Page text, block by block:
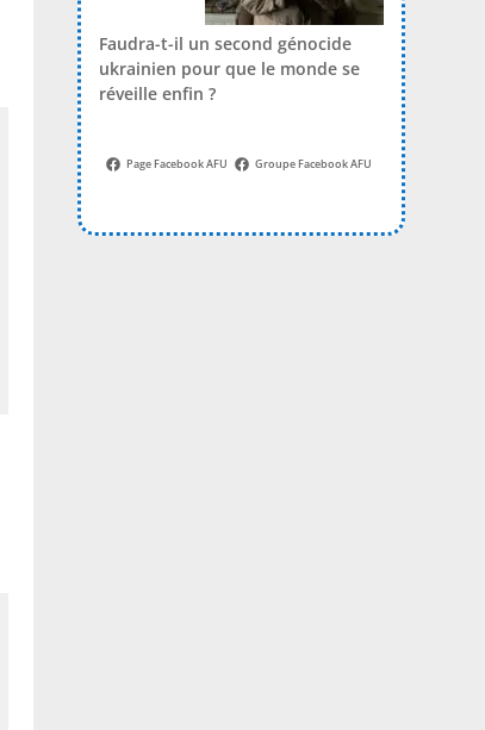
Faudra-t-il un second génocide
ukrainien pour que le monde se
réveille enfin ?
Page Facebook AFU Groupe Facebook AFU